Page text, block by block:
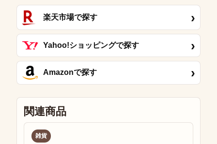
楽天市場で探す ›
Yahoo!ショッピングで探す ›
Amazonで探す ›
関連商品
雑貨